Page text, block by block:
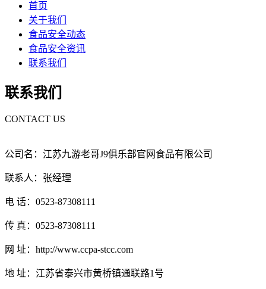
首页
关于我们
食品安全动态
食品安全资讯
联系我们
联系我们
CONTACT US
公司名：江苏九游老哥J9俱乐部官网食品有限公司
联系人：张经理
电 话：0523-87308111
传 真：0523-87308111
网 址：http://www.ccpa-stcc.com
地 址：江苏省泰兴市黄桥镇通联路1号